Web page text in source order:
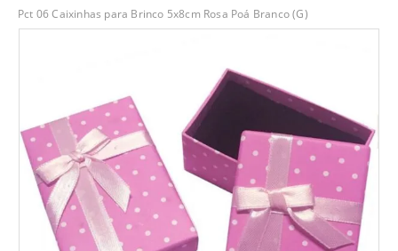
Pct 06 Caixinhas para Brinco 5x8cm Rosa Poá Branco (G)